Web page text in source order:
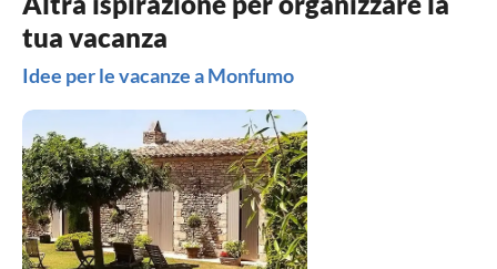
tua vacanza
Idee per le vacanze a Monfumo